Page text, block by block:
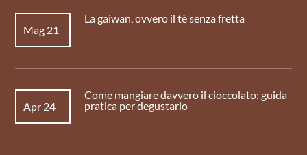
La gaiwan, ovvero il tè senza fretta
Mag 21
Come mangiare davvero il cioccolato: guida
pratica per degustarlo
Apr 24